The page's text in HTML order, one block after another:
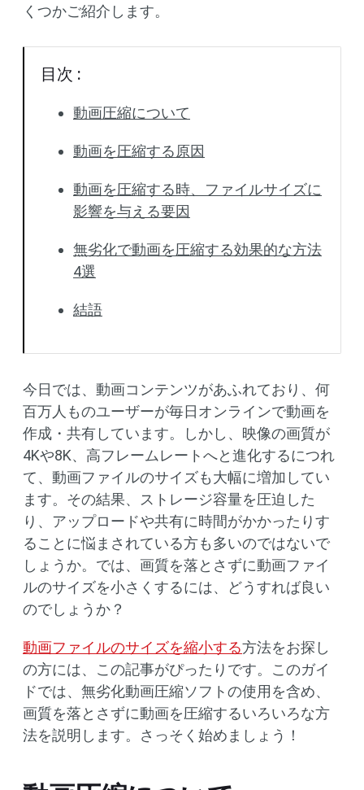
くつかご紹介します。
目次 :
動画圧縮について
動画を圧縮する原因
動画を圧縮する時、ファイルサイズに
影響を与える要因
無劣化で動画を圧縮する効果的な方法
4選
結語
今日では、動画コンテンツがあふれており、何
百万人ものユーザーが毎日オンラインで動画を
作成・共有しています。しかし、映像の画質が
4Kや8K、高フレームレートへと進化するにつれ
て、動画ファイルのサイズも大幅に増加してい
ます。その結果、ストレージ容量を圧迫した
り、アップロードや共有に時間がかかったりす
ることに悩まされている方も多いのではないで
しょうか。では、画質を落とさずに動画ファイ
ルのサイズを小さくするには、どうすれば良い
のでしょうか？
動画ファイルのサイズを縮小する方法をお探し
の方には、この記事がぴったりです。このガイ
ドでは、無劣化動画圧縮ソフトの使用を含め、
画質を落とさずに動画を圧縮するいろいろな方
法を説明します。さっそく始めましょう！